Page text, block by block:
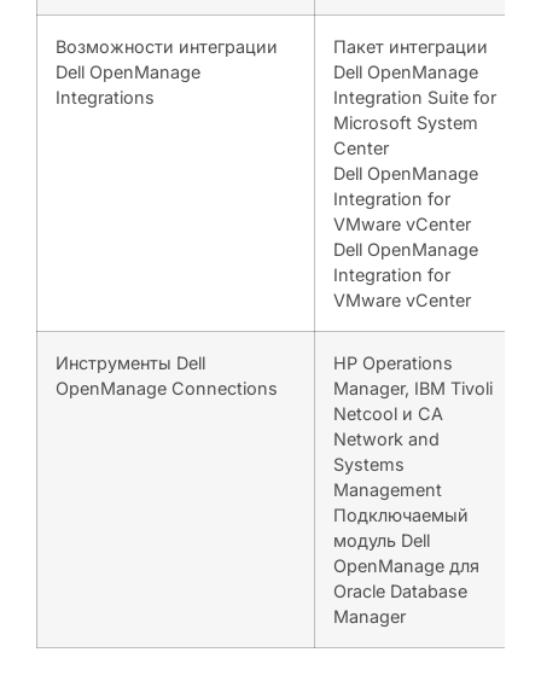
Возможности интеграции
Dell OpenManage
Integrations
Пакет интеграции
Dell OpenManage
Integration Suite for
Microsoft System
Center
Dell OpenManage
Integration for
VMware vCenter
Dell OpenManage
Integration for
VMware vCenter
Инструменты Dell
OpenManage Connections
HP Operations
Manager, IBM Tivoli
Netcool и CA
Network and
Systems
Management
Подключаемый
модуль Dell
OpenManage для
Oracle Database
Manager